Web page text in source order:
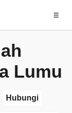
☰
Lumu
Hubungi